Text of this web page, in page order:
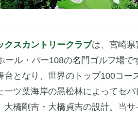
クスカントリークラブは、宮崎県
ール・パー108の名門ゴルフ場
台となり、世界のトップ100コ
一ツ葉海岸の黒松林によってセ
大橋剛吉・大橋貞吉の設計。当サ